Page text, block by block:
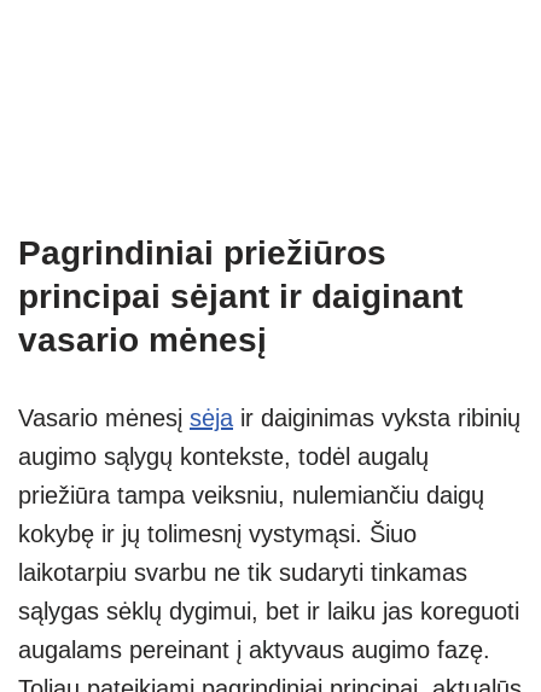
Pagrindiniai priežiūros
principai sėjant ir daiginant
vasario mėnesį
Vasario mėnesį sėja ir daiginimas vyksta ribinių
augimo sąlygų kontekste, todėl augalų
priežiūra tampa veiksniu, nulemiančiu daigų
kokybę ir jų tolimesnį vystymąsi. Šiuo
laikotarpiu svarbu ne tik sudaryti tinkamas
sąlygas sėklų dygimui, bet ir laiku jas koreguoti
augalams pereinant į aktyvaus augimo fazę.